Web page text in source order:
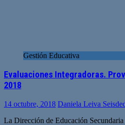
Gestión Educativa
Evaluaciones Integradoras.
2018
14 octubre, 2018 Daniela Leiva
La Dirección de Educación Secundaria